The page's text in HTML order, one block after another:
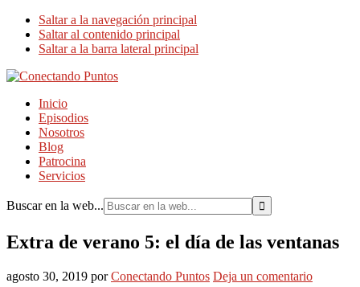
Saltar a la navegación principal
Saltar al contenido principal
Saltar a la barra lateral principal
Inicio
Episodios
Nosotros
Blog
Patrocina
Servicios
Buscar en la web...
Extra de verano 5: el día de las ventanas
agosto 30, 2019 porConectando Puntos Deja un comentario